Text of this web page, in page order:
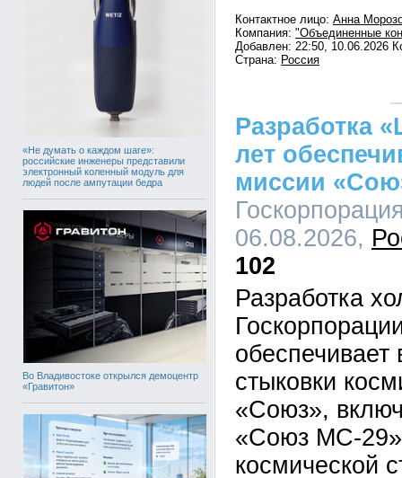
«Не думать о каждом шаге»:
российские инженеры представили
электронный коленный модуль для
людей после ампутации бедра
Во Владивостоке открылся демоцентр
«Гравитон»
Контактное лицо: Анна
Компания: "Объединенные
Добавлен: 22:50, 10.06.2026
Страна: Россия
Разработка
лет
миссии
06.08.2026,
102
Разработка
обеспечивает
стыковки
«Союз»,
«Союз МС-
космической